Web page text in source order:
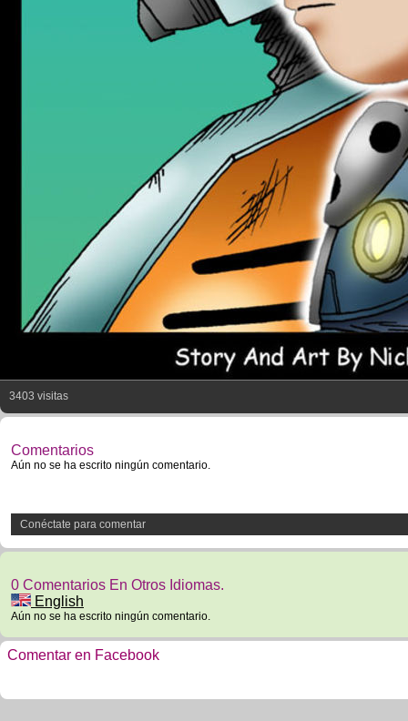
3403 visitas
Comentarios
Aún no se ha escrito ningún comentario.
Conéctate para comentar
0 Comentarios En Otros Idiomas.
English
Aún no se ha escrito ningún comentario.
Comentar en Facebook